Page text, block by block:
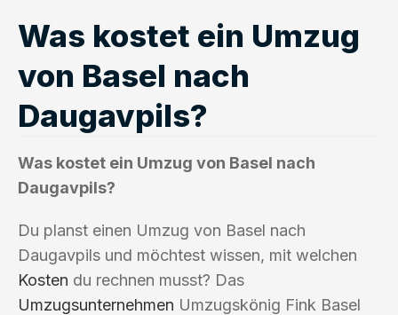
Was kostet ein Umzug
von Basel nach
Daugavpils?
Was kostet ein Umzug von Basel nach
Daugavpils?
Du planst einen Umzug von Basel nach
Daugavpils und möchtest wissen, mit welchen
Kosten du rechnen musst? Das
Umzugsunternehmen Umzugskönig Fink Basel